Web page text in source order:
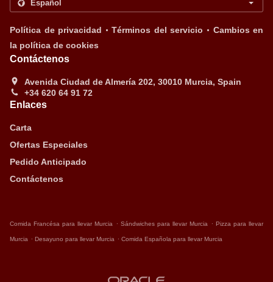
Política de privacidad . Términos del servicio . Cambios en
la política de cookies
Contáctenos
Avenida Ciudad de Almería 202, 30010 Murcia, Spain
+34 620 64 91 72
Enlaces
Carta
Ofertas Especiales
Pedido Anticipado
Contáctenos
Comida Francésa para llevar Murcia . Sándwiches para llevar Murcia . Pizza para llevar
Murcia . Desayuno para llevar Murcia . Comida Española para llevar Murcia